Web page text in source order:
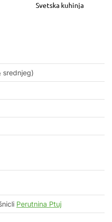
Svetska kuhinja
srednjeg)
Perutnina Ptuj